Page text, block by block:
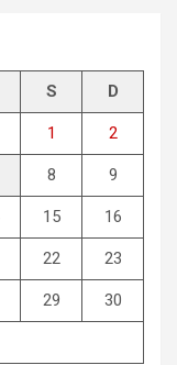
S D
1 2
8 9
15 16
22 23
29 30